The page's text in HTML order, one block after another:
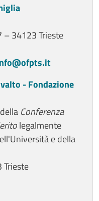
– 34123 Trieste
- Fondazione
Conferenza
legalmente
e della
Trieste